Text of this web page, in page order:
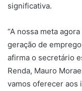
significativa.
“A nossa meta
geração de
afirma o secretário
Renda, Mauro
vamos oferecer aos